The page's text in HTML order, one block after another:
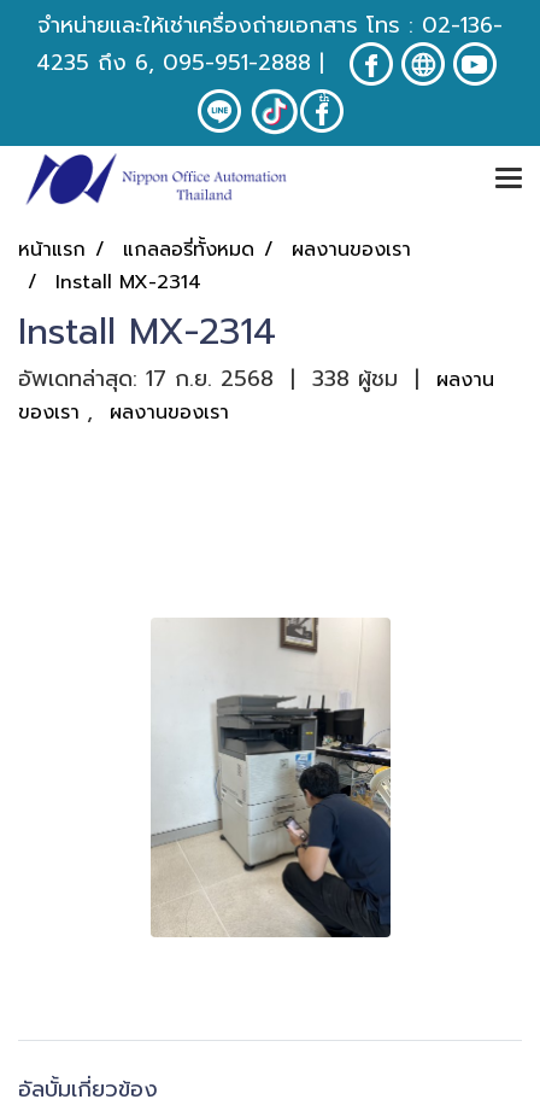
จำหน่ายและให้เช่าเครื่องถ่ายเอกสาร โทร : 02-136-
4235 ถึง 6, 095-951-2888 |
หน้าแรก แกลลอรี่ทั้งหมด
ผลงานของเรา
Install MX-2314
Install MX-2314
อัพเดทล่าสุด: 17 ก.ย. 2568 | 338 ผู้ชม |
ผลงาน
ของเรา , ผลงานของเรา
อัลบั้มเกี่ยวข้อง